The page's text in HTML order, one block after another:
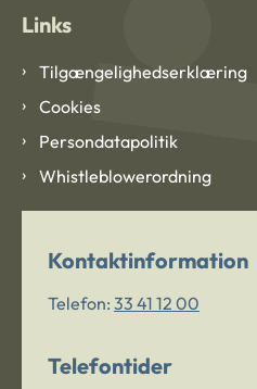
Links
Tilgængelighedserklæring
Cookies
Persondatapolitik
Whistleblowerordning
Kontaktinformation
Telefon: 33 41 12 00
Telefontider